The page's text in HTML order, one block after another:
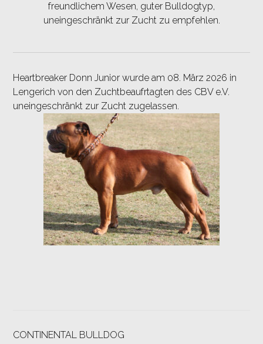
freundlichem Wesen, guter Bulldogtyp,
uneingeschränkt zur Zucht zu empfehlen.
Heartbreaker Donn Junior wurde am 08. März 2026 in
Lengerich von den Zuchtbeaufrtagten des CBV e.V.
uneingeschränkt zur Zucht zugelassen.
CONTINENTAL BULLDOG